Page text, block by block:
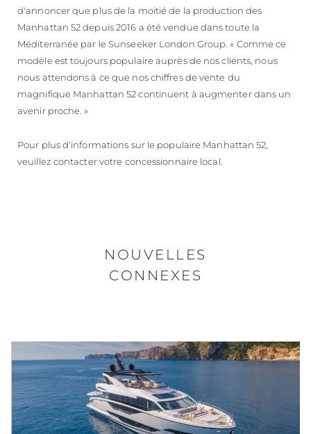
d'annoncer que plus de la moitié de la production des
Manhattan 52 depuis 2016 a été vendue dans toute la
Méditerranée par le Sunseeker London Group. « Comme ce
modèle est toujours populaire auprès de nos clients, nous
nous attendons à ce que nos chiffres de vente du
magnifique Manhattan 52 continuent à augmenter dans un
avenir proche. »
Pour plus d'informations sur le populaire Manhattan 52,
veuillez contacter votre concessionnaire local.
NOUVELLES
CONNEXES